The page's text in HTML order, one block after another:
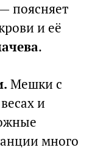
поясняет
и её
.
Мешки с
и
много